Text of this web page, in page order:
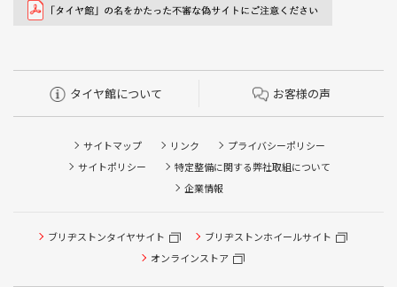
タイヤ館について お客様の声
サイトマップ リンク
プライバシーポリシー
サイトポリシー
特定整備に関する弊社取組について
企業情報
ブリヂストンタイヤサイト
ブリヂストンホイールサイト
オンラインストア
タイヤ点検・安全点検/タイヤ履き替え/オイル交換/その他
ピット作業の予約